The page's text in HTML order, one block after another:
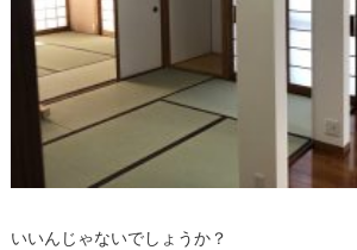
いいんじゃないでしょうか？